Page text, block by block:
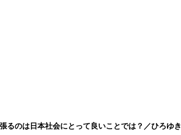
るのは日本社会にとって良いことでは？／ひろゆき